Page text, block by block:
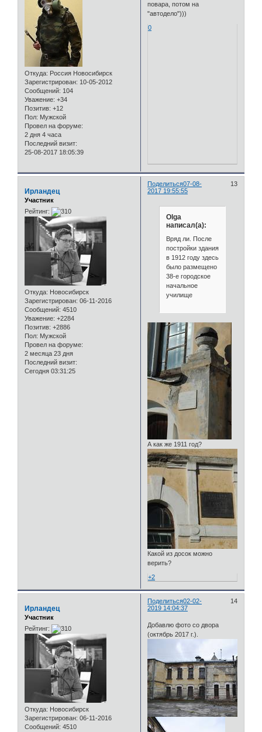
Откуда: Россия Новосибирск
Зарегистрирован: 10-05-2012
Сообщений: 104
Уважение: +34
Позитив: +12
Пол: Мужской
Провел на форуме:
2 дня 4 часа
Последний визит:
25-08-2017 18:05:39
повара, потом на
"автодело")))
0
Поделиться 13
07-08-
2017 19:55:55
Ирландец
Участник
Рейтинг:
Откуда: Новосибирск
Зарегистрирован: 06-11-2016
Сообщений: 4510
Уважение: +2284
Позитив: +2886
Пол: Мужской
Провел на форуме:
2 месяца 23 дня
Последний визит:
Сегодня 03:31:25
Olga
написал(а):
Вряд ли. После
постройки здания
в 1912 году здесь
было размещено
38-е городское
начальное
училище
А как же 1911 год?
Какой из досок можно
верить?
+2
Поделиться 14
02-02-
2019 14:04:37
Ирландец
Участник
Рейтинг:
Откуда: Новосибирск
Зарегистрирован: 06-11-2016
Сообщений: 4510
Добавлю фото со двора
(октябрь 2017 г.).